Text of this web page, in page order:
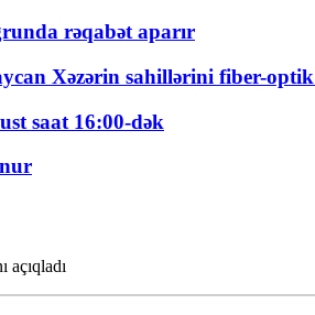
rəqabət aparır
Xəzərin sahillərini fiber-
saat 16:00-dək